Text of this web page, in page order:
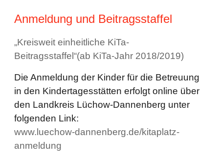
Anmeldung und Beitragsstaffel
„Kreisweit einheitliche KiTa-
Beitragsstaffel“(ab KiTa-Jahr 2018/2019)
Die Anmeldung der Kinder für die Betreuung
in den Kindertagesstätten erfolgt online über
den Landkreis Lüchow-Dannenberg unter
folgenden Link:
www.luechow-dannenberg.de/kitaplatz-
anmeldung